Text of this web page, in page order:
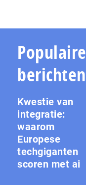
Populaire
berichten
Kwestie van
integratie:
waarom
Europese
techgiganten
scoren met ai